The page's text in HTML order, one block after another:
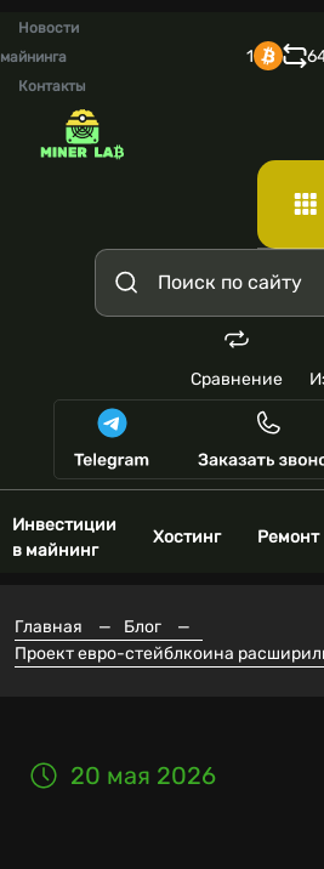
Новости
майнинга
Контакты
1
Сравнение
Инвестиции
в майнинг
Хостинг Ремонт
Главная — Блог
—
Проект евро-стейблкоина
20 мая 2026